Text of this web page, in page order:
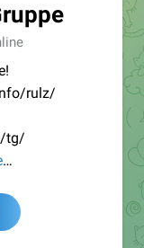
rulz/
tg/